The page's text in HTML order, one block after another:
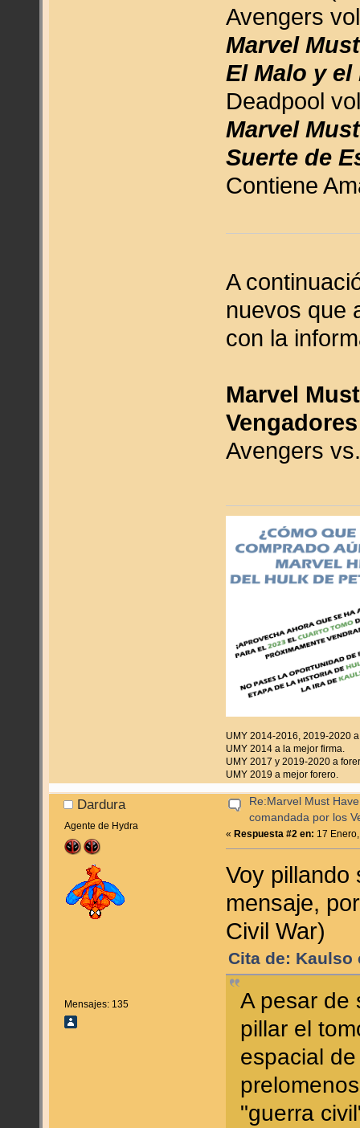
Avengers
Marvel
El Malo y el
Deadpool
Marvel
Suerte de
Contiene
A
nuevos que
con la
Marvel
Avengers
UMY 2014-2016, 2019-2020
UMY 2014 a la mejor firma.
UMY 2017 y 2019-2020 a
UMY 2019 a mejor forero.
Dardura
Agente de Hydra
Mensajes: 135
Re:Marvel Must
comandada por los
«Respuesta #2 en: 17
Voy pillando
mensaje,
Civil War)
Cita de: Kaulso
A pesar de
pillar el
espacial
"guerra